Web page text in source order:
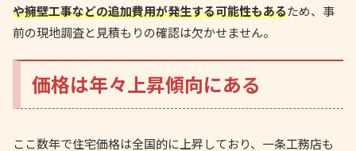
や擁壁工事などの追加費用が発生する可能性もあるため、事
前の現地調査と見積もりの確認は欠かせません。
価格は年々上昇傾向にある
ここ数年で住宅価格は全国的に上昇しており、一条工務店も